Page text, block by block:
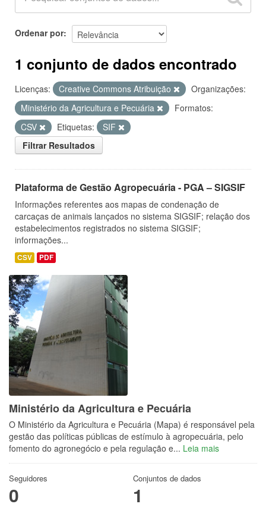
Ordenar por
1 conjunto de dados encontrado
Licenças: Creative Commons Atribuição
Organizações:
Ministério da Agricultura e Pecuária
Formatos:
CSV
Etiquetas:
SIF
Filtrar Resultados
Plataforma de Gestão Agropecuária - PGA – SIGSIF
Informações referentes aos mapas de condenação de
carcaças de animais lançados no sistema SIGSIF; relação dos
estabelecimentos registrados no sistema SIGSIF;
informações...
CSV PDF
Ministério da Agricultura e Pecuária
O Ministério da Agricultura e Pecuária (Mapa) é responsável pela
gestão das políticas públicas de estímulo à agropecuária, pelo
fomento do agronegócio e pela regulação e... Leia mais
Seguidores
0
Conjuntos de dados
1